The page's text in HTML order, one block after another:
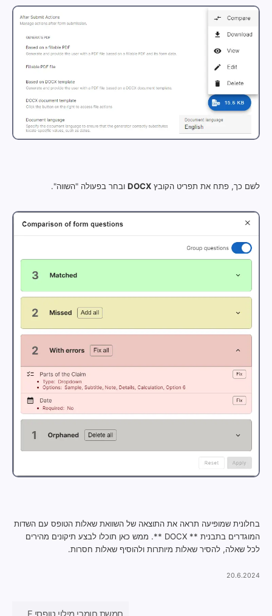
לשם כך, פתח את תפריט הקובץ DOCX ובחר בפעולה "השווה".
בחלונית שמופיעה תראה את התוצאה של השוואת שאלות הטופס עם השדות
המוגדרים בתבנית ** DOCX **. ממש כאן תוכלו לבצע תיקונים מהירים
לכל שאלה, להסיר שאלות מיותרות ולהוסיף שאלות חסרות.
20.6.2024